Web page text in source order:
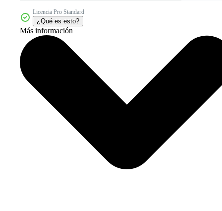
Licencia Pro Standard
¿Qué es esto?
Más información